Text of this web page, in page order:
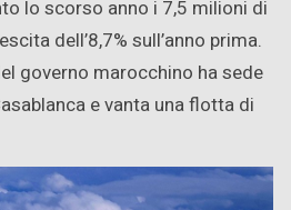
lo scorso anno i 7,5 milioni di
dell’8,7% sull’anno prima.
governo marocchino ha sede
e vanta una flotta di